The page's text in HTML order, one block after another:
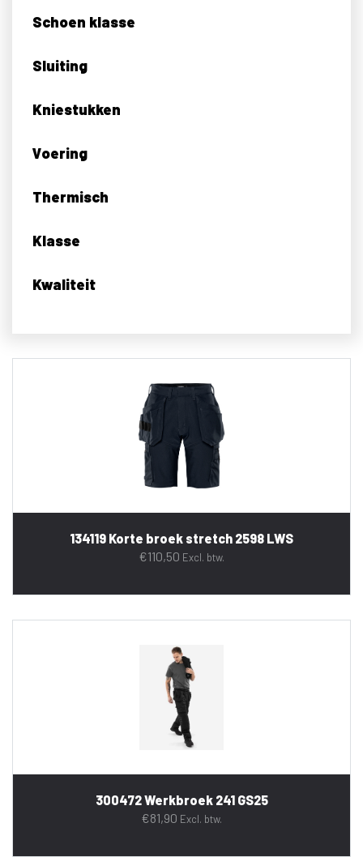
Schoen klasse
Sluiting
Kniestukken
Voering
Thermisch
Klasse
Kwaliteit
134119 Korte broek stretch 2598 LWS
€110,50 Excl. btw.
300472 Werkbroek 241 GS25
€81,90 Excl. btw.